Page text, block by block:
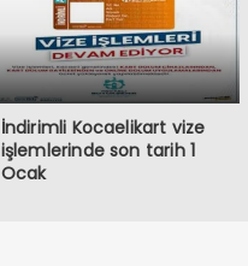
İndirimli Kocaelikart vize
işlemlerinde son tarih 1
Ocak